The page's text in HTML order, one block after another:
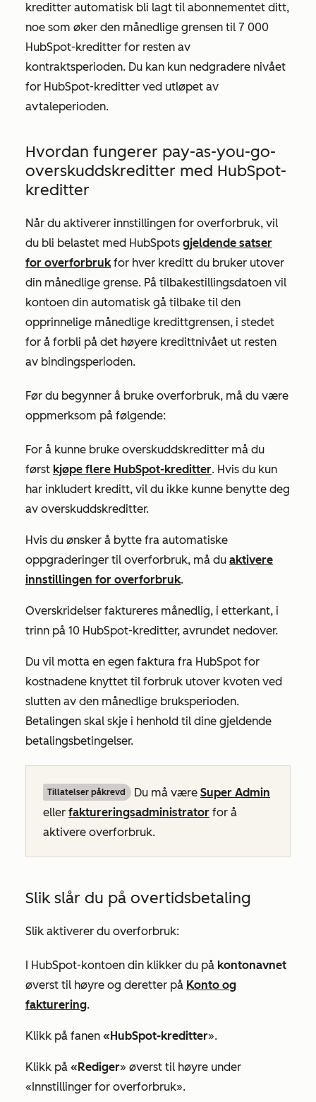
kreditter automatisk bli lagt til abonnementet ditt,
noe som øker den månedlige grensen til 7 000
HubSpot-kreditter for resten av
kontraktsperioden. Du kan kun nedgradere nivået
for HubSpot-kreditter ved utløpet av
avtaleperioden.
Hvordan fungerer pay-as-you-go-
overskuddskreditter med HubSpot-
kreditter
Når du aktiverer innstillingen for overforbruk, vil
du bli belastet med HubSpots gjeldende satser
for overforbrukfor hver kreditt du bruker utover
din månedlige grense. På tilbakestillingsdatoen vil
kontoen din automatisk gå tilbake til den
opprinnelige månedlige kredittgrensen, i stedet
for å forbli på det høyere kredittnivået ut resten
av bindingsperioden.
Før du begynner å bruke overforbruk, må du være
oppmerksom på følgende:
For å kunne bruke overskuddskreditter må du
først kjøpe flere HubSpot-kreditter. Hvis du kun
har inkludert kreditt, vil du ikke kunne benytte deg
av overskuddskreditter.
Hvis du ønsker å bytte fra automatiske
oppgraderinger til overforbruk, må du aktivere
innstillingen for overforbruk.
Overskridelser faktureres månedlig, i etterkant, i
trinn på 10 HubSpot-kreditter, avrundet nedover.
Du vil motta en egen faktura fra HubSpot for
kostnadene knyttet til forbruk utover kvoten ved
slutten av den månedlige bruksperioden.
Betalingen skal skje i henhold til dine gjeldende
betalingsbetingelser.
Tillatelser påkrevd Du må være Super Admin
eller faktureringsadministrator for å
aktivere overforbruk.
Slik slår du på overtidsbetaling
Slik aktiverer du overforbruk:
I HubSpot-kontoen din klikker du på kontonavnet
øverst til høyre og deretter på Konto og
fakturering.
Klikk på fanen «HubSpot-kreditter».
Klikk på «Rediger» øverst til høyre under
«Innstillinger for overforbruk».